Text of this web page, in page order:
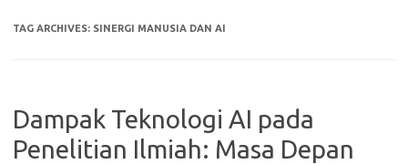
TAG ARCHIVES: SINERGI MANUSIA DAN AI
Dampak Teknologi AI pada
Penelitian Ilmiah: Masa Depan